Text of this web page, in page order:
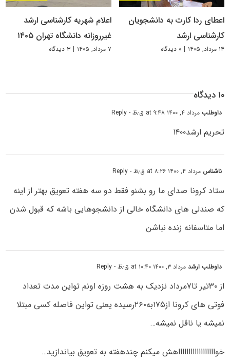
اعطای ردا کارت به دانشجویان
کارشناسی ارشد
۱۴ مرداد, ۱۴۰۵ | ۰ دیدگاه
اعلام شهریه کارشناسی ارشد
غیرروزانه دانشگاه تهران ۱۴۰۵
۷ مرداد, ۱۴۰۵ | ۳ دیدگاه
۱۰ دیدگاه
داوطلبمرداد ۴, ۱۴۰۰ at ۹:۴۸ ق٫ظ - Reply
تحریم ارشد۱۴۰۰
ناشناس مرداد ۴, ۱۴۰۰ at ۸:۲۶ ق٫ظ - Reply
ستاد کرونا صدای ما رو بشنو فقط دو سه هفته تعویق بهتر از اینه
که صندلی های دانشگاه خالی از دانشجوهایی باشه که قبول شدن
اما متاسفانه زنده نباشن
داوطلب ارشدمرداد ۳, ۱۴۰۰ at ۱۰:۴۰ ق٫ظ - Reply
از ۳۰تیر تا۷مرداد نزدیک به هشت روزه اونم تواین مدت تعداد
فوتی های کرونا از۱۷۵به۲۶۰رسیده یعنی تواین فاصله کسی مبتلا
نمیشه یا ناقل نمیشه…
خوااااااااااااااااااهش میکنم چندهفته به تعویق بیاندازید…